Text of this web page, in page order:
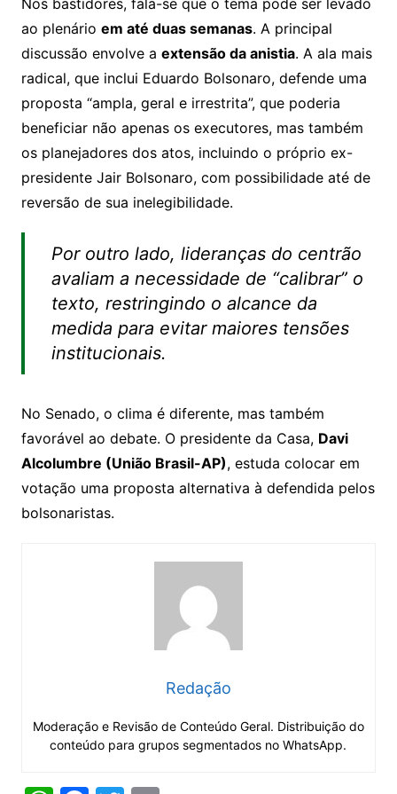
ao plenário em até duas semanas. A principal
discussão envolve a extensão da anistia. A ala mais
radical, que inclui Eduardo Bolsonaro, defende uma
proposta “ampla, geral e irrestrita”, que poderia
beneficiar não apenas os executores, mas também
os planejadores dos atos, incluindo o próprio ex-
presidente Jair Bolsonaro, com possibilidade até de
reversão de sua inelegibilidade.
Por outro lado, lideranças do centrão
avaliam a necessidade de “calibrar” o
texto, restringindo o alcance da
medida para evitar maiores tensões
institucionais.
No Senado, o clima é diferente, mas também
favorável ao debate. O presidente da Casa, Davi
Alcolumbre (União Brasil-AP), estuda colocar em
votação uma proposta alternativa à defendida pelos
bolsonaristas.
Redação
Moderação e Revisão de Conteúdo Geral. Distribuição do
conteúdo para grupos segmentados no WhatsApp.